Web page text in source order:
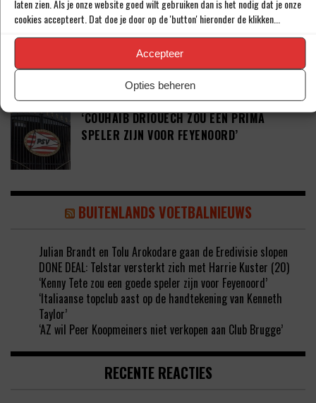
laten zien. Als je onze website goed wilt gebruiken dan is het nodig dat je onze
cookies accepteert. Dat doe je door op de 'button' hieronder de klikken...
Accepteer
Opties beheren
JOEL DROMMEL (29) TEKENT VOOR VIER
JAAR BIJ FC TWENTE
‘COUHAIB DRIOUECH ZOU EEN PRIMA
SPELER ZIJN VOOR FEYENOORD’
BUITENLANDS VOETBALNIEUWS
Julian Brandt en Tolu Arokodare gaan de Eredivisie slopen
DONE DEAL: Telstar versterkt zich met Harrie Kuster (20)
‘Kenny Tete zou een goede speler zijn voor Feyenoord’
‘Italiaanse topclub aast op de handtekening van Kenneth
Taylor’
‘AZ wil Peer Koopmeiners niet verkopen aan Club Brugge’
RECENTE REACTIES